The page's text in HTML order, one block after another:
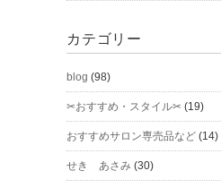
カテゴリー
blog (98)
✂おすすめ・スタイル✂ (19)
おすすめサロン専売品など (14)
せき あさみ (30)